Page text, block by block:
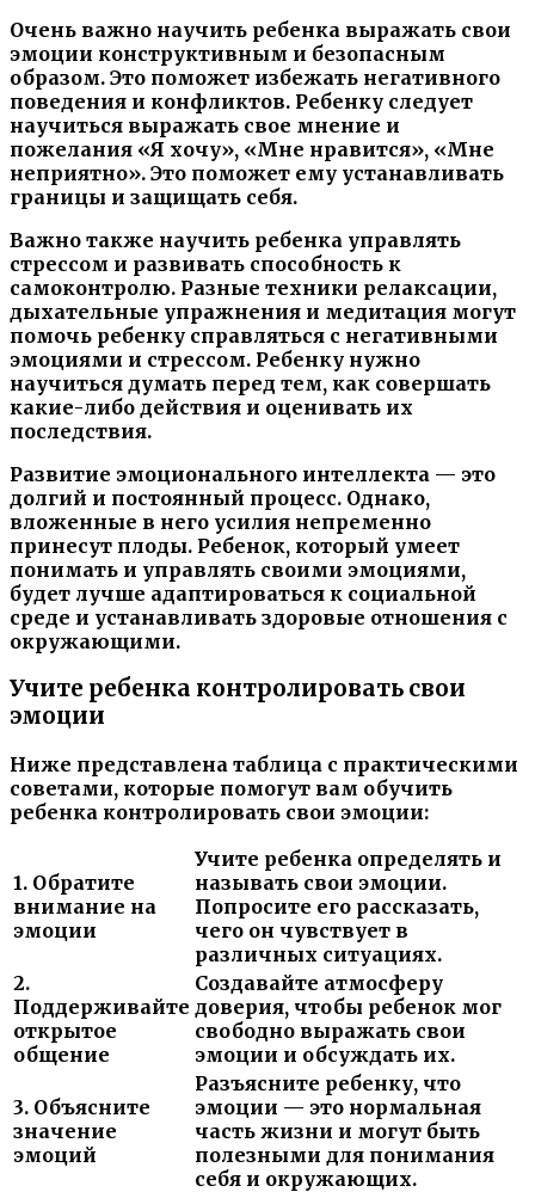
Очень важно научить ребенка выражать свои
эмоции конструктивным и безопасным
образом. Это поможет избежать негативного
поведения и конфликтов. Ребенку следует
научиться выражать свое мнение и
пожелания «Я хочу», «Мне нравится», «Мне
неприятно». Это поможет ему устанавливать
границы и защищать себя.
Важно также научить ребенка управлять
стрессом и развивать способность к
самоконтролю. Разные техники релаксации,
дыхательные упражнения и медитация могут
помочь ребенку справляться с негативными
эмоциями и стрессом. Ребенку нужно
научиться думать перед тем, как совершать
какие-либо действия и оценивать их
последствия.
Развитие эмоционального интеллекта — это
долгий и постоянный процесс. Однако,
вложенные в него усилия непременно
принесут плоды. Ребенок, который умеет
понимать и управлять своими эмоциями,
будет лучше адаптироваться к социальной
среде и устанавливать здоровые отношения с
окружающими.
Учите ребенка контролировать свои
эмоции
Ниже представлена таблица с практическими
советами, которые помогут вам обучить
ребенка контролировать свои эмоции:
1. Обратите
внимание на
эмоции
Учите ребенка определять и
называть свои эмоции.
Попросите его рассказать,
чего он чувствует в
различных ситуациях.
2.
Поддерживайте
открытое
общение
Создавайте атмосферу
доверия, чтобы ребенок мог
свободно выражать свои
эмоции и обсуждать их.
3. Объясните
значение
эмоций
Разъясните ребенку, что
эмоции — это нормальная
часть жизни и могут быть
полезными для понимания
себя и окружающих.